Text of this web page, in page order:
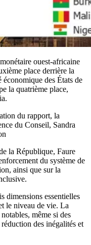
ouest-africaine
place derrière la
des États de
la quatrième place,
du rapport, la
du Conseil, Sandra
la République, Faure
du système de
ainsi que sur la
dimensions essentielles
le niveau de vie. La
même si des
des inégalités et